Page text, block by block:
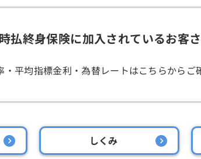
払終身保険に加入されているお客
・平均指標金利・為替レートはこちらからご
しくみ